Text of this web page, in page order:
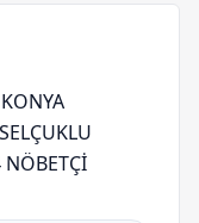
NÖBETÇİ